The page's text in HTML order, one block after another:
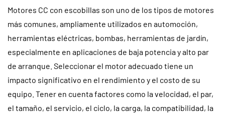
Servicios
Noticias
Contacto
Motores CC con escobillas son uno de los tipos de motores
más comunes, ampliamente utilizados en automoción,
herramientas eléctricas, bombas, herramientas de jardín,
especialmente en aplicaciones de baja potencia y alto par
de arranque. Seleccionar el motor adecuado tiene un
impacto significativo en el rendimiento y el costo de su
equipo. Tener en cuenta factores como la velocidad, el par,
el tamaño, el servicio, el ciclo, la carga, la compatibilidad, la